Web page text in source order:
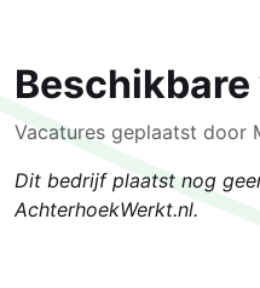
Vacatures geplaatst door
Dit bedrijf plaatst nog
AchterhoekWerkt.nl.